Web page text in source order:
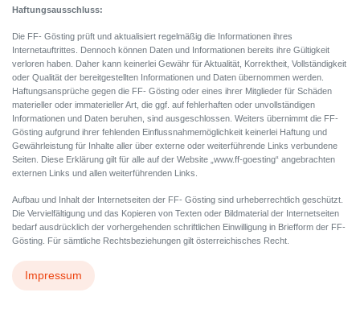
Haftungsausschluss:
Die FF- Gösting prüft und aktualisiert regelmäßig die Informationen ihres
Internetauftrittes. Dennoch können Daten und Informationen bereits ihre Gültigkeit
verloren haben. Daher kann keinerlei Gewähr für Aktualität, Korrektheit, Vollständigkeit
oder Qualität der bereitgestellten Informationen und Daten übernommen werden.
Haftungsansprüche gegen die FF- Gösting oder eines ihrer Mitglieder für Schäden
materieller oder immaterieller Art, die ggf. auf fehlerhaften oder unvollständigen
Informationen und Daten beruhen, sind ausgeschlossen. Weiters übernimmt die FF-
Gösting aufgrund ihrer fehlenden Einflussnahmemöglichkeit keinerlei Haftung und
Gewährleistung für Inhalte aller über externe oder weiterführende Links verbundene
Seiten. Diese Erklärung gilt für alle auf der Website „www.ff-goesting“ angebrachten
externen Links und allen weiterführenden Links.
Aufbau und Inhalt der Internetseiten der FF- Gösting sind urheberrechtlich geschützt.
Die Vervielfältigung und das Kopieren von Texten oder Bildmaterial der Internetseiten
bedarf ausdrücklich der vorhergehenden schriftlichen Einwilligung in Briefform der FF-
Gösting. Für sämtliche Rechtsbeziehungen gilt österreichisches Recht.
Impressum